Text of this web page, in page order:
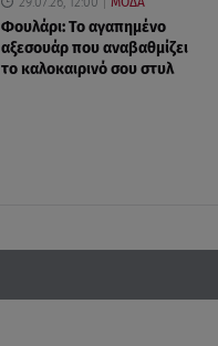
Φουλάρι: Το αγαπημένο
αξεσουάρ που αναβαθμίζει
το καλοκαιρινό σου στυλ